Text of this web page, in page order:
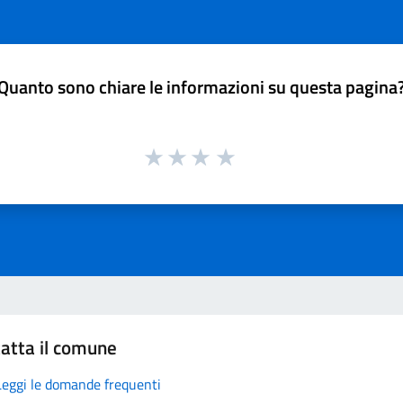
sono chiare le informazioni su questa
il comune
le domande frequenti